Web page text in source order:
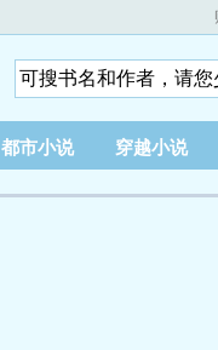
都市小说 穿越小说